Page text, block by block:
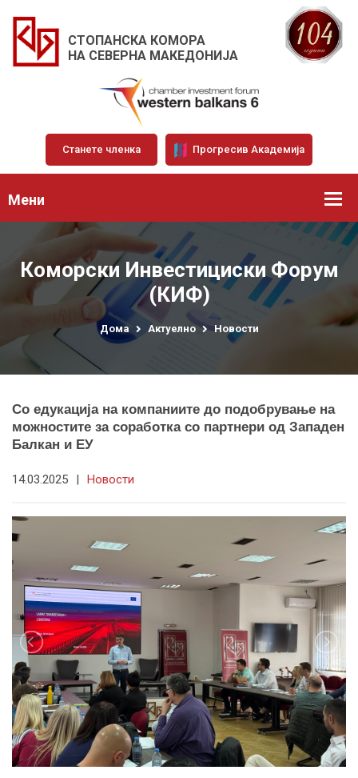
СТОПАНСКА КОМОРА
НА СЕВЕРНА МАКЕДОНИЈА
Станете членка Прогресив Академија
Мени
Коморски Инвестициски Форум
(КИФ)
Дома Актуелно Новости
Со едукација на компаниите до подобрување на
можностите за соработка со партнери од Западен
Балкан и ЕУ
14.03.2025 | Новости